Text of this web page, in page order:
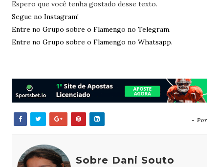
Espero que você tenha gostado desse texto.
Segue no Instagram!
Entre no Grupo sobre o Flamengo no Telegram.
Entre no Grupo sobre o Flamengo no Whatsapp.
- Por
Sobre Dani Souto